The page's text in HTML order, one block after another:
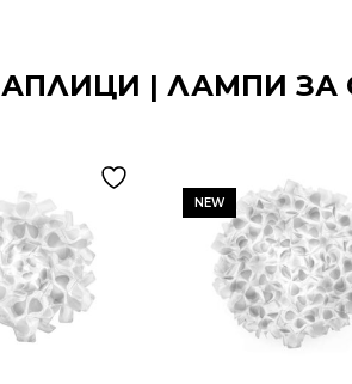
АПЛИЦИ | ЛАМПИ ЗА
NEW